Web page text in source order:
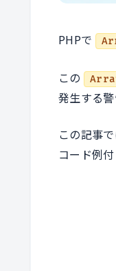
PHPで
この
発生する
この記事
コード例